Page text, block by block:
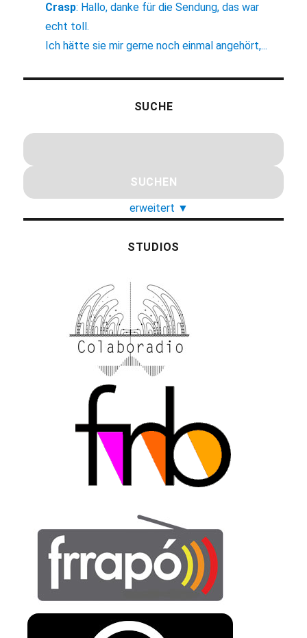
Crasp: Hallo, danke für die Sendung, das war
echt toll.
Ich hätte sie mir gerne noch einmal angehört,...
SUCHE
erweitert ▼
STUDIOS